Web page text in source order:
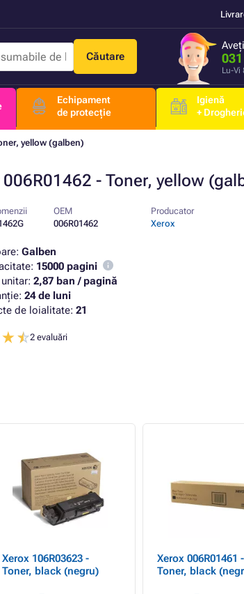
Căutare
Lu-Vi
Echipament
de protecție
Igienă
+
yellow (galben)
006R01462 - Toner, yellow
OEM
006R01462
Producator
Xerox
Galben
15000 pagini
2,87 ban / pagină
24 de luni
de loialitate: 21
2 evaluări
Xerox 106R03623 -
Toner, black (negru)
Xerox 006R01461 -
Toner, black